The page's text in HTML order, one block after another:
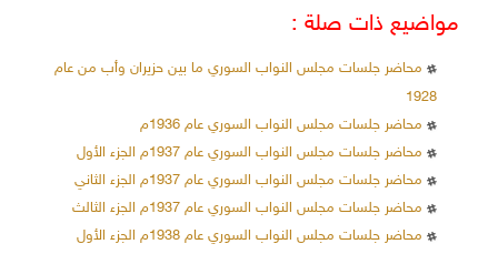
مواضيع ذات صلة :
محاضر جلسات مجلس النواب السوري ما بين حزيران وأب من عام
1928
محاضر جلسات مجلس النواب السوري عام 1936م
محاضر جلسات مجلس النواب السوري عام 1937م الجزء الأول
محاضر جلسات مجلس النواب السوري عام 1937م الجزء الثاني
محاضر جلسات مجلس النواب السوري عام 1937م الجزء الثالث
محاضر جلسات مجلس النواب السوري عام 1938م الجزء الأول